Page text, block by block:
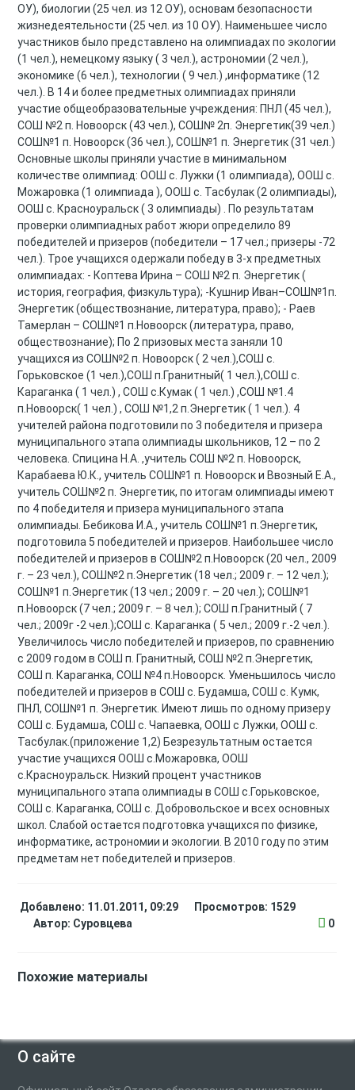
ОУ), биологии (25 чел. из 12 ОУ), основам безопасности
жизнедеятельности (25 чел. из 10 ОУ). Наименьшее число
участников было представлено на олимпиадах по экологии
(1 чел.), немецкому языку ( 3 чел.), астрономии (2 чел.),
экономике (6 чел.), технологии ( 9 чел.) ,информатике (12
чел.). В 14 и более предметных олимпиадах приняли
участие общеобразовательные учреждения: ПНЛ (45 чел.),
СОШ №2 п. Новоорск (43 чел.), СОШ№ 2п. Энергетик(39 чел.)
СОШ№1 п. Новоорск (36 чел.), СОШ№1 п. Энергетик (31 чел.)
Основные школы приняли участие в минимальном
количестве олимпиад: ООШ с. Лужки (1 олимпиада), ООШ с.
Можаровка (1 олимпиада ), ООШ с. Тасбулак (2 олимпиады),
ООШ с. Красноуральск ( 3 олимпиады) . По результатам
проверки олимпиадных работ жюри определило 89
победителей и призеров (победители – 17 чел.; призеры -72
чел.). Трое учащихся одержали победу в 3-х предметных
олимпиадах: - Коптева Ирина – СОШ №2 п. Энергетик (
история, география, физкультура); -Кушнир Иван–СОШ№1п.
Энергетик (обществознание, литература, право); - Раев
Тамерлан – СОШ№1 п.Новоорск (литература, право,
обществознание); По 2 призовых места заняли 10
учащихся из СОШ№2 п. Новоорск ( 2 чел.),СОШ с.
Горьковское (1 чел.),СОШ п.Гранитный( 1 чел.),СОШ с.
Караганка ( 1 чел.) , СОШ с.Кумак ( 1 чел.) ,СОШ №1.4
п.Новоорск( 1 чел.) , СОШ №1,2 п.Энергетик ( 1 чел.). 4
учителей района подготовили по 3 победителя и призера
муниципального этапа олимпиады школьников, 12 – по 2
человека. Спицина Н.А. ,учитель СОШ №2 п. Новоорск,
Карабаева Ю.К., учитель СОШ№1 п. Новоорск и Ввозный Е.А.,
учитель СОШ№2 п. Энергетик, по итогам олимпиады имеют
по 4 победителя и призера муниципального этапа
олимпиады. Бебикова И.А., учитель СОШ№1 п.Энергетик,
подготовила 5 победителей и призеров. Наибольшее число
победителей и призеров в СОШ№2 п.Новоорск (20 чел., 2009
г. – 23 чел.), СОШ№2 п.Энергетик (18 чел.; 2009 г. – 12 чел.);
СОШ№1 п.Энергетик (13 чел.; 2009 г. – 20 чел.); СОШ№1
п.Новоорск (7 чел.; 2009 г. – 8 чел.); СОШ п.Гранитный ( 7
чел.; 2009г -2 чел.);СОШ с. Караганка ( 5 чел.; 2009 г.-2 чел.).
Увеличилось число победителей и призеров, по сравнению
с 2009 годом в СОШ п. Гранитный, СОШ №2 п.Энергетик,
СОШ п. Караганка, СОШ №4 п.Новоорск. Уменьшилось число
победителей и призеров в СОШ с. Будамша, СОШ с. Кумк,
ПНЛ, СОШ№1 п. Энергетик. Имеют лишь по одному призеру
СОШ с. Будамша, СОШ с. Чапаевка, ООШ с Лужки, ООШ с.
Тасбулак.(приложение 1,2) Безрезультатным остается
участие учащихся ООШ с.Можаровка, ООШ
с.Красноуральск. Низкий процент участников
муниципального этапа олимпиады в СОШ с.Горьковское,
СОШ с. Караганка, СОШ с. Добровольское и всех основных
школ. Слабой остается подготовка учащихся по физике,
информатике, астрономии и экологии. В 2010 году по этим
предметам нет победителей и призеров.
Добавлено: 11.01.2011, 09:29
Просмотров: 1529
Автор: Суровцева 0
Похожие материалы
О сайте